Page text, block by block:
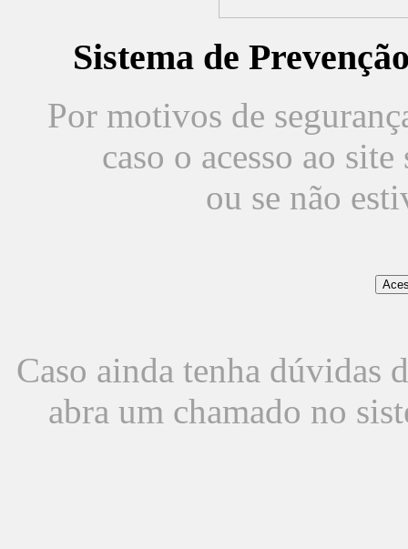
Sistema de
Por motivos de
caso o acesso ao
ou se não
Caso ainda tenha dúvidas
abra um chamado no